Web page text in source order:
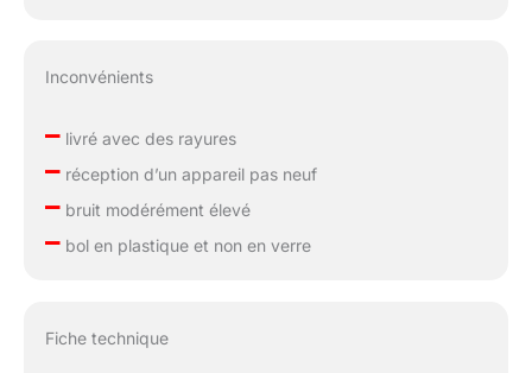
Inconvénients
–livré avec des rayures
–réception d’un appareil pas neuf
–bruit modérément élevé
–bol en plastique et non en verre
Fiche technique